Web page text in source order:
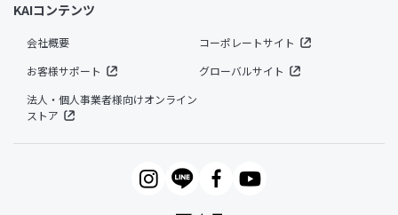
KAIコンテンツ
会社概要
コーポレートサイト
お客様サポート
グローバルサイト
法人・個人事業者様向けオンライン
ストア